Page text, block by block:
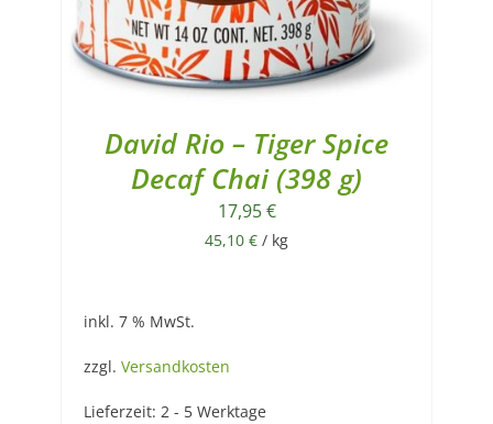
David Rio – Tiger Spice
Decaf Chai (398 g)
17,95€
45,10 € / kg
inkl. 7 % MwSt.
zzgl. Versandkosten
Lieferzeit: 2 - 5 Werktage